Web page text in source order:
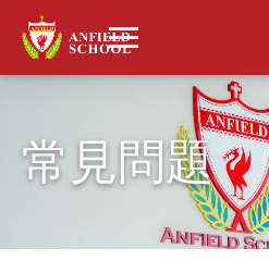
常見問題